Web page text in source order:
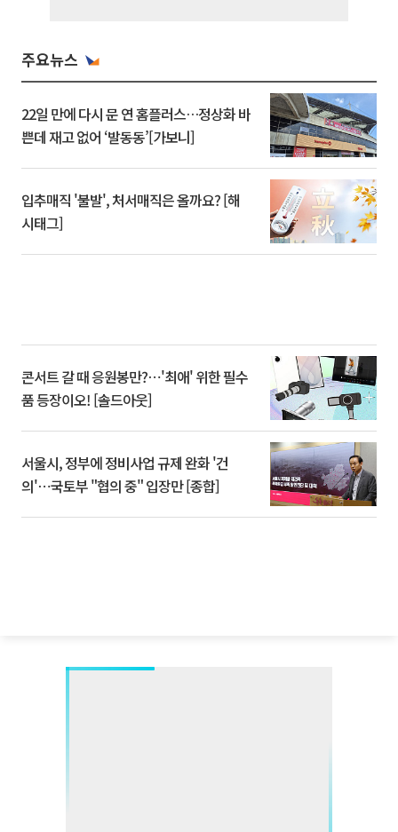
주요뉴스
22일 만에 다시 문 연 홈플러스…정상화 바
쁜데 재고 없어 ‘발동동’[가보니]
입추매직 '불발', 처서매직은 올까요? [해
시태그]
콘서트 갈 때 응원봉만?⋯'최애' 위한 필수
품 등장이오! [솔드아웃]
서울시, 정부에 정비사업 규제 완화 '건
의'⋯국토부 "협의 중" 입장만 [종합]